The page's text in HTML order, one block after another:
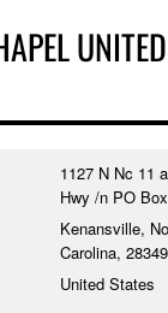
1127 N Nc 11 amp 903
Hwy /n PO
Kenansville,
Carolina, 28349
United States